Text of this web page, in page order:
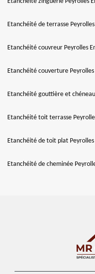
Etanchéité de terrasse
Etanchéité couvreur Peyrolles
Etanchéité couverture Peyrolles
Etanchéité gouttière et
Etanchéité toit terrasse
Etanchéité de toit plat Peyrolles
Etanchéité de cheminée